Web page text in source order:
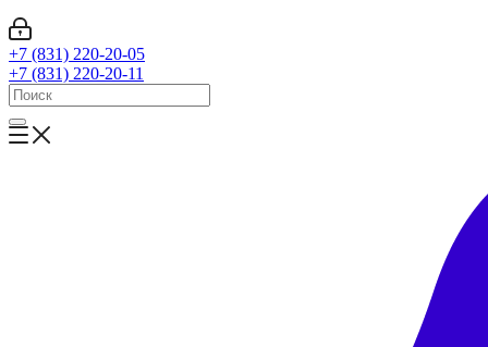
+7 (831) 220-20-05
+7 (831) 220-20-11